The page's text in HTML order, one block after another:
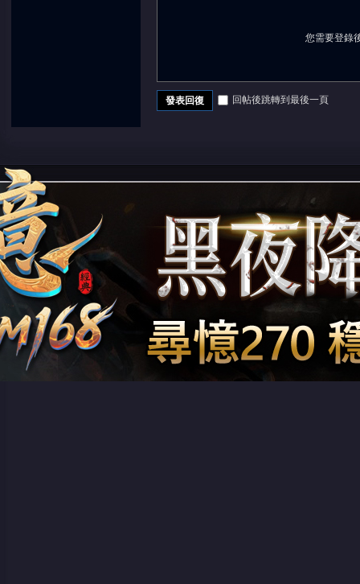
您需要登錄
發表回復 回帖後跳轉到最後一頁